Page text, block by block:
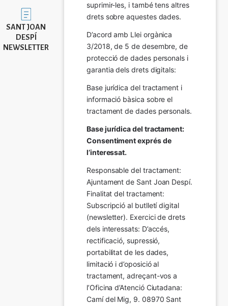
Imatge
SANT JOAN
DESPÍ
NEWSLETTER
suprimir-les, i també tens altres
drets sobre aquestes dades.
D’acord amb Llei orgànica
3/2018, de 5 de desembre, de
protecció de dades personals i
garantia dels drets digitals:
Base jurídica del tractament i
informació bàsica sobre el
tractament de dades personals.
Base jurídica del tractament:
Consentiment exprés de
l’interessat.
Responsable del tractament:
Ajuntament de Sant Joan Despí.
Finalitat del tractament:
Subscripció al butlletí digital
(newsletter). Exercici de drets
dels interessats: D’accés,
rectificació, supressió,
portabilitat de les dades,
limitació i d’oposició al
tractament, adreçant-vos a
l’Oficina d’Atenció Ciutadana:
Camí del Mig, 9. 08970 Sant